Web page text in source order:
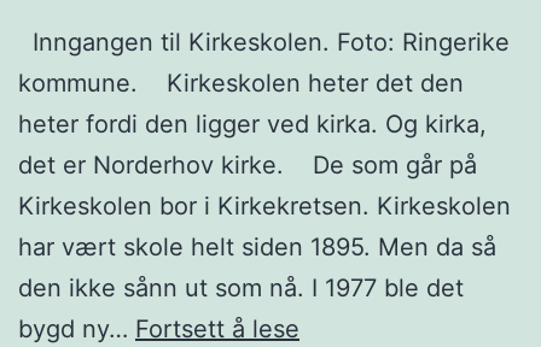
Inngangen til Kirkeskolen. Foto: Ringerike
kommune. Kirkeskolen heter det den
heter fordi den ligger ved kirka. Og kirka,
det er Norderhov kirke. De som går på
Kirkeskolen bor i Kirkekretsen. Kirkeskolen
har vært skole helt siden 1895. Men da så
den ikke sånn ut som nå. I 1977 ble det
bygd ny… Fortsett å lese